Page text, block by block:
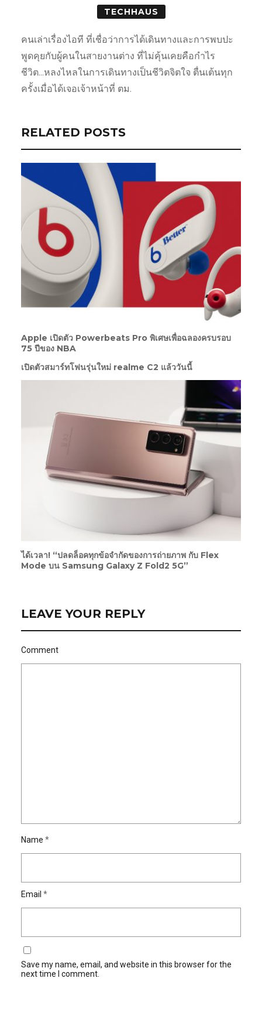
TECHHAUS
คนเล่าเรื่องไอที ที่เชื่อว่าการได้เดินทางและการพบปะ
พูดคุยกับผู้คนในสายงานต่าง ที่ไม่คุ้นเคยคือกำไร
ชีวิต...หลงไหลในการเดินทางเป็นชีวิตจิตใจ ตื่นเต้นทุก
ครั้งเมื่อได้เจอเจ้าหน้าที่ ตม.
RELATED POSTS
Apple เปิดตัว Powerbeats Pro พิเศษเพื่อฉลองครบรอบ
75 ปีของ NBA
เปิดตัวสมาร์ทโฟนรุ่นใหม่ realme C2 แล้ววันนี้
ได้เวลา! “ปลดล็อคทุกข้อจำกัดของการถ่ายภาพ กับ Flex
Mode บน Samsung Galaxy Z Fold2 5G”
LEAVE YOUR REPLY
Comment
Name *
Email *
Save my name, email, and website in this browser for the
next time I comment.